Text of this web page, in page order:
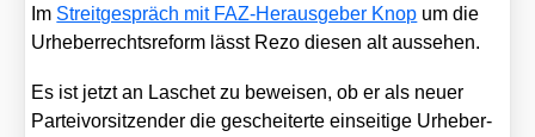
Im Streit­ge­spräch mit FAZ-Her­aus­ge­ber Knop um die
Urhe­ber­rechts­re­form lässt Rezo die­sen alt aus­se­hen.
Es ist jetzt an Laschet zu bewei­sen, ob er als neu­er
Par­tei­vor­sit­zen­der die geschei­ter­te ein­sei­ti­ge Urhe­ber­